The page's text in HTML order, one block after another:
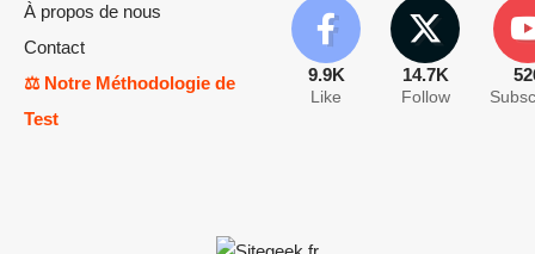
À propos de nous
Contact
⚖️ Notre Méthodologie de
Test
9.9K
Like
14.7K
Follow